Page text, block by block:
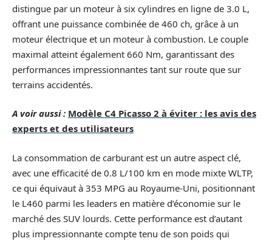
distingue par un moteur à six cylindres en ligne de 3.0 L,
offrant une puissance combinée de 460 ch, grâce à un
moteur électrique et un moteur à combustion. Le couple
maximal atteint également 660 Nm, garantissant des
performances impressionnantes tant sur route que sur
terrains accidentés.
A voir aussi : Modèle C4 Picasso 2 à éviter : les avis des
experts et des utilisateurs
La consommation de carburant est un autre aspect clé,
avec une efficacité de 0.8 L/100 km en mode mixte WLTP,
ce qui équivaut à 353 MPG au Royaume-Uni, positionnant
le L460 parmi les leaders en matière d’économie sur le
marché des SUV lourds. Cette performance est d’autant
plus impressionnante compte tenu de son poids qui